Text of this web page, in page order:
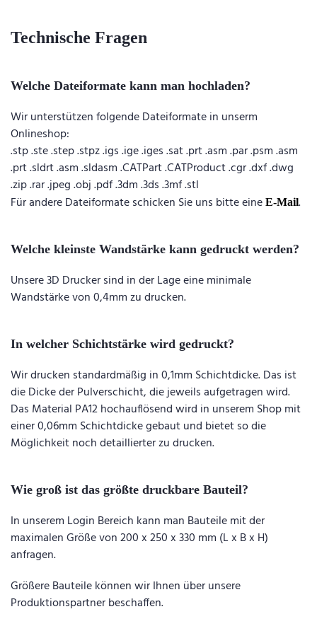
Technische Fragen
Welche Dateiformate kann man hochladen?
Wir unterstützen folgende Dateiformate in unserm
Onlineshop:
.stp .ste .step .stpz .igs .ige .iges .sat .prt .asm .par .psm .asm
.prt .sldrt .asm .sldasm .CATPart .CATProduct .cgr .dxf .dwg
.zip .rar .jpeg .obj .pdf .3dm .3ds .3mf .stl
Für andere Dateiformate schicken Sie uns bitte eine E-Mail.
Welche kleinste Wandstärke kann gedruckt werden?
Unsere 3D Drucker sind in der Lage eine minimale
Wandstärke von 0,4mm zu drucken.
In welcher Schichtstärke wird gedruckt?
Wir drucken standardmäßig in 0,1mm Schichtdicke. Das ist
die Dicke der Pulverschicht, die jeweils aufgetragen wird.
Das Material PA12 hochauflösend wird in unserem Shop mit
einer 0,06mm Schichtdicke gebaut und bietet so die
Möglichkeit noch detaillierter zu drucken.
Wie groß ist das größte druckbare Bauteil?
In unserem Login Bereich kann man Bauteile mit der
maximalen Größe von 200 x 250 x 330 mm (L x B x H)
anfragen.
Größere Bauteile können wir Ihnen über unsere
Produktionspartner beschaffen.